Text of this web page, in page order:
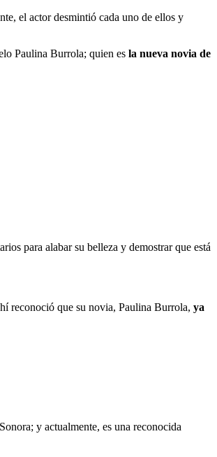
el actor desmintió cada uno de ellos y
Paulina Burrola; quien es la nueva novia de
para alabar su belleza y demostrar que está
reconoció que su novia, Paulina Burrola, ya
y actualmente, es una reconocida